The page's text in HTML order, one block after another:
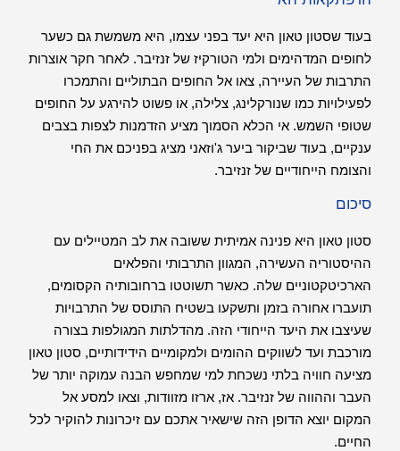
בעוד שסטון טאון היא יעד בפני עצמו, היא משמשת גם כשער
לחופים המדהימים ולמי הטורקיז של זנזיבר. לאחר חקר אוצרות
התרבות של העיירה, צאו אל החופים הבתוליים והתמכרו
לפעילויות כמו שנורקלינג, צלילה, או פשוט להירגע על החופים
שטופי השמש. אי הכלא הסמוך מציע הזדמנות לצפות בצבים
ענקיים, בעוד שביקור ביער ג'וזאני מציג בפניכם את החי
והצומח הייחודיים של זנזיבר.
סיכום
סטון טאון היא פנינה אמיתית ששובה את לב המטיילים עם
ההיסטוריה העשירה, המגוון התרבותי והפלאים
הארכיטקטוניים שלה. כאשר תשוטטו ברחובותיה הקסומים,
תועברו אחורה בזמן ותשקעו בשטיח התוסס של התרבויות
שעיצבו את היעד הייחודי הזה. מהדלתות המגולפות בצורה
מורכבת ועד לשווקים ההומים ולמקומיים הידידותיים, סטון טאון
מציעה חוויה בלתי נשכחת למי שמחפש הבנה עמוקה יותר של
העבר וההווה של זנזיבר. אז, ארזו מזוודות, וצאו למסע אל
המקום יוצא הדופן הזה שישאיר אתכם עם זיכרונות להוקיר לכל
החיים.